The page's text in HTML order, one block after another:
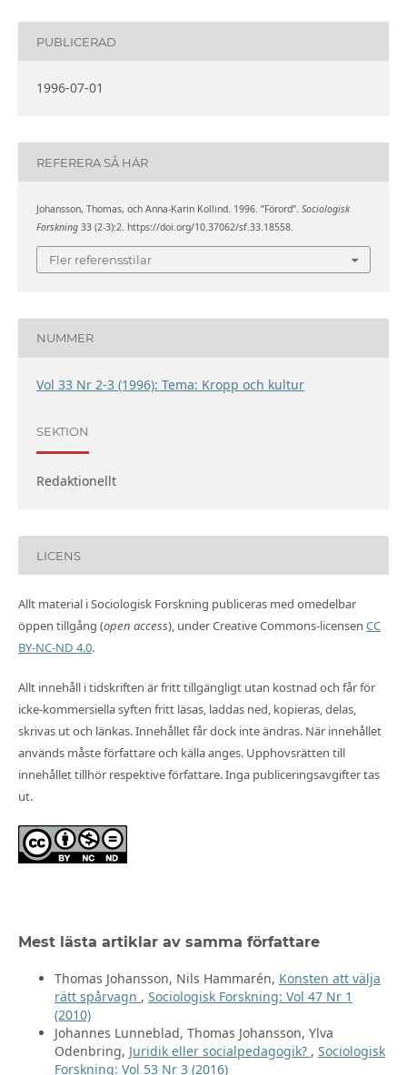
PUBLICERAD
1996-07-01
REFERERA SÅ HÄR
Johansson, Thomas, och Anna-Karin Kollind. 1996. ”Förord”. Sociologisk
Forskning33 (2-3):2. https://doi.org/10.37062/sf.33.18558.
Fler referensstilar
NUMMER
Vol 33 Nr 2-3 (1996): Tema: Kropp och kultur
SEKTION
Redaktionellt
LICENS
Allt material i Sociologisk Forskning publiceras med omedelbar
öppen tillgång (open access), under Creative Commons-licensen CC
BY-NC-ND 4.0.
Allt innehåll i tidskriften är fritt tillgängligt utan kostnad och får för
icke-kommersiella syften fritt läsas, laddas ned, kopieras, delas,
skrivas ut och länkas. Innehållet får dock inte ändras. När innehållet
används måste författare och källa anges. Upphovsrätten till
innehållet tillhör respektive författare. Inga publiceringsavgifter tas
ut.
Mest lästa artiklar av samma författare
Thomas Johansson, Nils Hammarén, Konsten att välja
rätt spårvagn , Sociologisk Forskning: Vol 47 Nr 1
(2010)
Johannes Lunneblad, Thomas Johansson, Ylva
Odenbring, Juridik eller socialpedagogik? , Sociologisk
Forskning: Vol 53 Nr 3 (2016)